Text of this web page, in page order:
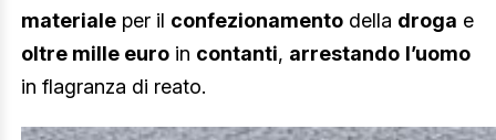
materiale per il confezionamento della droga e
oltre mille euro in contanti, arrestando l’uomo
in flagranza di reato.